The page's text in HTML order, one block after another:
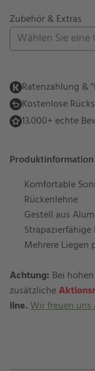
Zubehör & Extras
Wählen Sie
Ratenzahlung &
Kostenlose
13.000+ echte
Produktinformation
Komfortable
Rückenlehne
Gestell aus
Mehrere Liegen
Achtung: Bei
zusätzliche
line.Wir freuen uns